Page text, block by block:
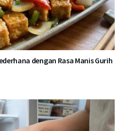
dengan Rasa Manis Gurih